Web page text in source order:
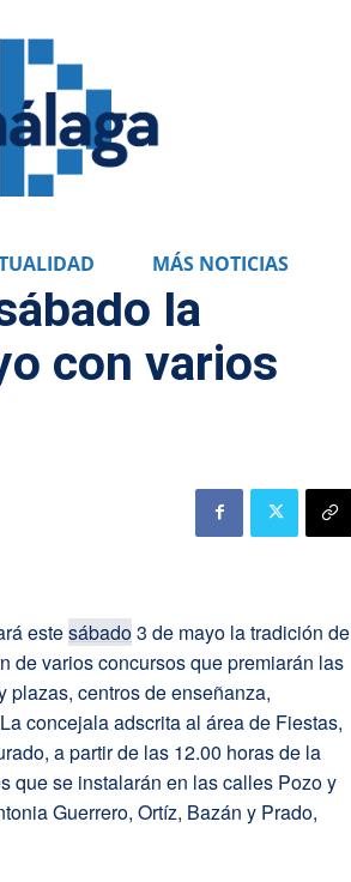
MÁS NOTICIAS
la
con varios
estesábado3 de mayo la tradición de
de varios concursos que premiarán las
plazas, centros de enseñanza,
concejala adscrita al área de Fiestas,
a partir de las 12.00 horas de la
que se instalarán en las calles Pozo y
Guerrero, Ortíz, Bazán y Prado,